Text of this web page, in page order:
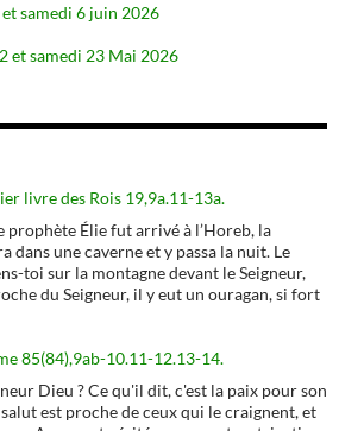
samedi 6 juin 2026
et samedi 23 Mai 2026
livre des Rois 19,9a.11-13a.
prophète Élie fut arrivé à l’Horeb, la
dans une caverne et y passa la nuit. Le
toi sur la montagne devant le Seigneur,
du Seigneur, il y eut un ouragan, si fort
85(84),9ab-10.11-12.13-14.
Dieu ? Ce qu'il dit, c'est la paix pour son
est proche de ceux qui le craignent, et